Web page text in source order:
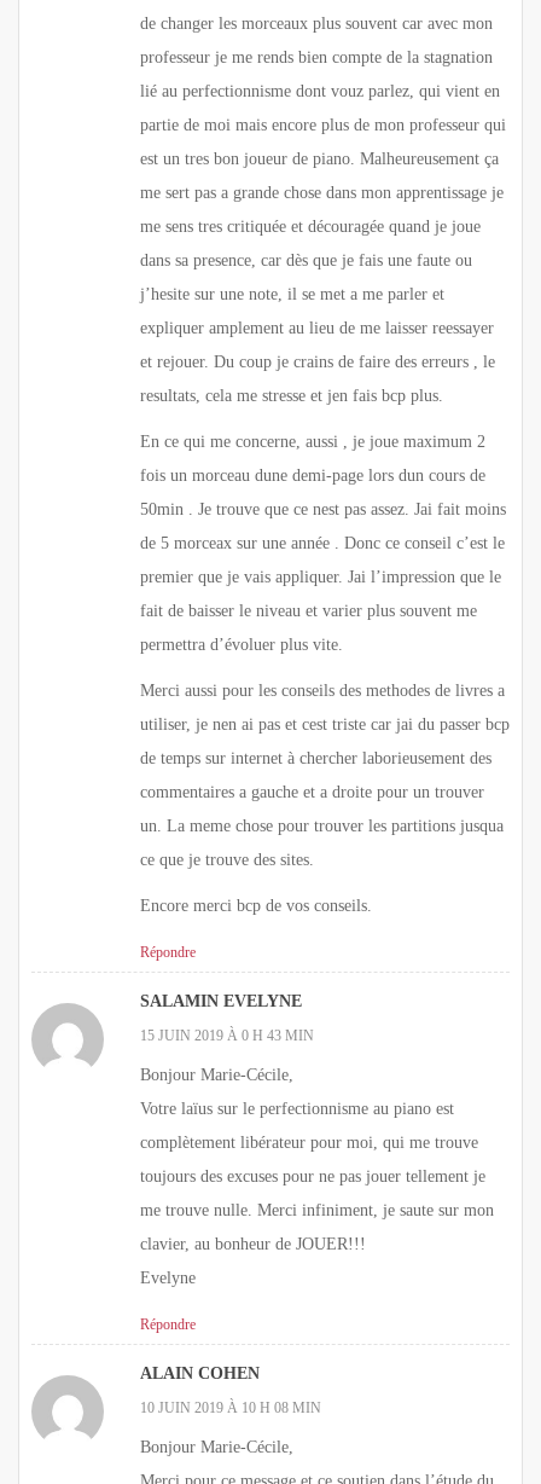
de changer les morceaux plus souvent car avec mon
professeur je me rends bien compte de la stagnation
lié au perfectionnisme dont vouz parlez, qui vient en
partie de moi mais encore plus de mon professeur qui
est un tres bon joueur de piano. Malheureusement ça
me sert pas a grande chose dans mon apprentissage je
me sens tres critiquée et découragée quand je joue
dans sa presence, car dès que je fais une faute ou
j’hesite sur une note, il se met a me parler et
expliquer amplement au lieu de me laisser reessayer
et rejouer. Du coup je crains de faire des erreurs , le
resultats, cela me stresse et jen fais bcp plus.
En ce qui me concerne, aussi , je joue maximum 2
fois un morceau dune demi-page lors dun cours de
50min . Je trouve que ce nest pas assez. Jai fait moins
de 5 morceax sur une année . Donc ce conseil c’est le
premier que je vais appliquer. Jai l’impression que le
fait de baisser le niveau et varier plus souvent me
permettra d’évoluer plus vite.
Merci aussi pour les conseils des methodes de livres a
utiliser, je nen ai pas et cest triste car jai du passer bcp
de temps sur internet à chercher laborieusement des
commentaires a gauche et a droite pour un trouver
un. La meme chose pour trouver les partitions jusqua
ce que je trouve des sites.
Encore merci bcp de vos conseils.
Répondre
SALAMIN EVELYNE
15 JUIN 2019 À 0 H 43 MIN
Bonjour Marie-Cécile,
Votre laïus sur le perfectionnisme au piano est
complètement libérateur pour moi, qui me trouve
toujours des excuses pour ne pas jouer tellement je
me trouve nulle. Merci infiniment, je saute sur mon
clavier, au bonheur de JOUER!!!
Evelyne
Répondre
ALAIN COHEN
10 JUIN 2019 À 10 H 08 MIN
Bonjour Marie-Cécile,